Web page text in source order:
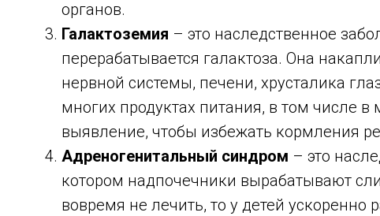
органов.
Галактоземия – это наследственное
перерабатывается галактоза. Она
нервной системы, печени, хрусталика
многих продуктах питания, в том числе
выявление, чтобы избежать кормления
Адреногенитальный синдром – это
котором надпочечники вырабатывают
вовремя не лечить, то у детей ускоренно